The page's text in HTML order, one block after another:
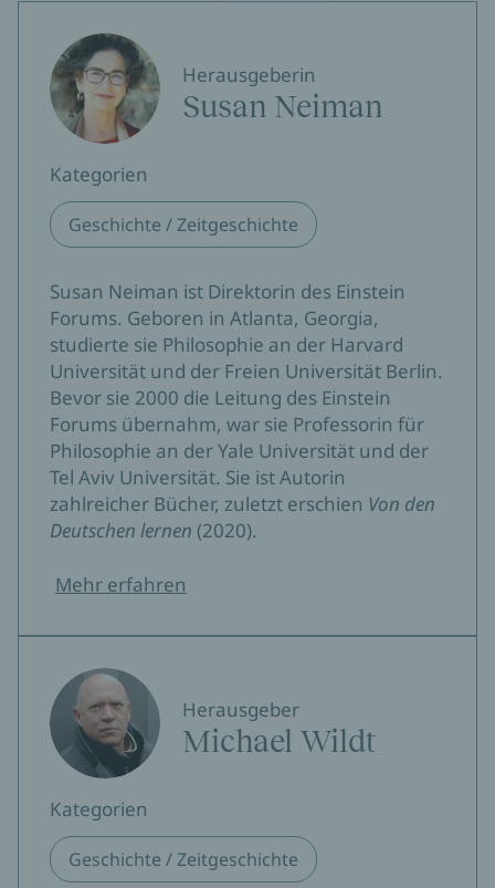
Herausgeberin
Susan Neiman
Kategorien
Geschichte / Zeitgeschichte
Susan Neiman ist Direktorin des Einstein
Forums. Geboren in Atlanta, Georgia,
studierte sie Philosophie an der Harvard
Universität und der Freien Universität Berlin.
Bevor sie 2000 die Leitung des Einstein
Forums übernahm, war sie Professorin für
Philosophie an der Yale Universität und der
Tel Aviv Universität. Sie ist Autorin
zahlreicher Bücher, zuletzt erschien Von den
Deutschen lernen (2020).
Mehr erfahren
Herausgeber
Michael Wildt
Kategorien
Geschichte / Zeitgeschichte